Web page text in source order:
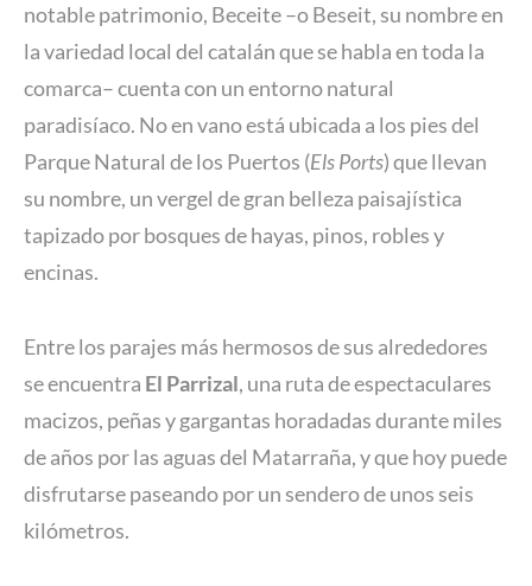
notable patrimonio, Beceite –o Beseit, su nombre en
la variedad local del catalán que se habla en toda la
comarca– cuenta con un entorno natural
paradisíaco. No en vano está ubicada a los pies del
Parque Natural de los Puertos (Els Ports) que llevan
su nombre, un vergel de gran belleza paisajística
tapizado por bosques de hayas, pinos, robles y
encinas.
Entre los parajes más hermosos de sus alrededores
se encuentra El Parrizal, una ruta de espectaculares
macizos, peñas y gargantas horadadas durante miles
de años por las aguas del Matarraña, y que hoy puede
disfrutarse paseando por un sendero de unos seis
kilómetros.